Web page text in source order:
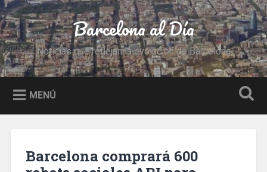
Saltar
al
contenido
Buscar Barcelona al Día
Noticias que reflejan la evolución de Barcelona
MENÚ
Barcelona comprará 600